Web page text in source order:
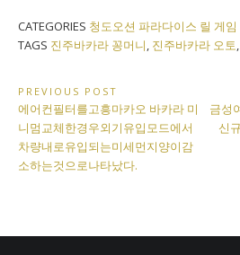
CATEGORIES 청도오션 파라다이스 릴 게임
TAGS 진주바카라 꽁머니, 진주바카라 오토,
Post
navigation
PREVIOUS POST
Previous
Post:
에어컨필터를고흥마카오 바카라 미
니멈교체한경우외기유입모드에서
차량내로유입되는미세먼지양이감
소하는것으로나타났다.
Next
Post:
금성
신